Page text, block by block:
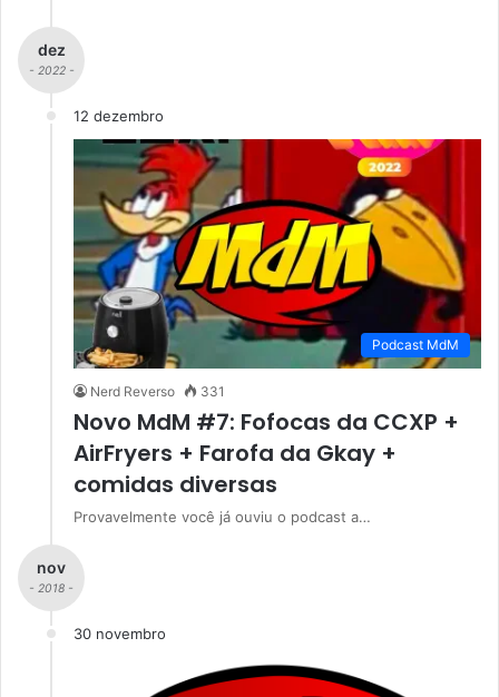
dez
- 2022 -
12 dezembro
Podcast MdM
Nerd Reverso 331
Novo MdM #7: Fofocas da CCXP +
AirFryers + Farofa da Gkay +
comidas diversas
Provavelmente você já ouviu o podcast a…
nov
- 2018 -
30 novembro